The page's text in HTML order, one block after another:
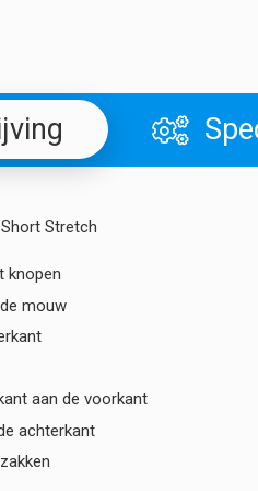
Stretch
knopen
mouw
aan de voorkant
achterkant